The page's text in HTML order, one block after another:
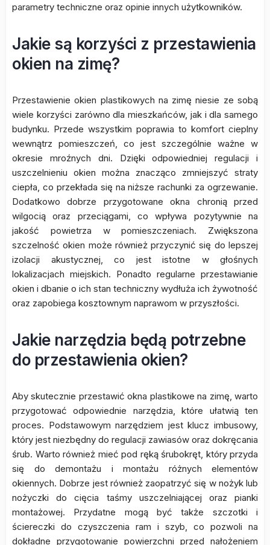
parametry techniczne oraz opinie innych użytkowników.
Jakie są korzyści z przestawienia
okien na zimę?
Przestawienie okien plastikowych na zimę niesie ze sobą
wiele korzyści zarówno dla mieszkańców, jak i dla samego
budynku. Przede wszystkim poprawia to komfort cieplny
wewnątrz pomieszczeń, co jest szczególnie ważne w
okresie mroźnych dni. Dzięki odpowiedniej regulacji i
uszczelnieniu okien można znacząco zmniejszyć straty
ciepła, co przekłada się na niższe rachunki za ogrzewanie.
Dodatkowo dobrze przygotowane okna chronią przed
wilgocią oraz przeciągami, co wpływa pozytywnie na
jakość powietrza w pomieszczeniach. Zwiększona
szczelność okien może również przyczynić się do lepszej
izolacji akustycznej, co jest istotne w głośnych
lokalizacjach miejskich. Ponadto regularne przestawianie
okien i dbanie o ich stan techniczny wydłuża ich żywotność
oraz zapobiega kosztownym naprawom w przyszłości.
Jakie narzędzia będą potrzebne
do przestawienia okien?
Aby skutecznie przestawić okna plastikowe na zimę, warto
przygotować odpowiednie narzędzia, które ułatwią ten
proces. Podstawowym narzędziem jest klucz imbusowy,
który jest niezbędny do regulacji zawiasów oraz dokręcania
śrub. Warto również mieć pod ręką śrubokręt, który przyda
się do demontażu i montażu różnych elementów
okiennych. Dobrze jest również zaopatrzyć się w nożyk lub
nożyczki do cięcia taśmy uszczelniającej oraz pianki
montażowej. Przydatne mogą być także szczotki i
ściereczki do czyszczenia ram i szyb, co pozwoli na
dokładne przygotowanie powierzchni przed nałożeniem